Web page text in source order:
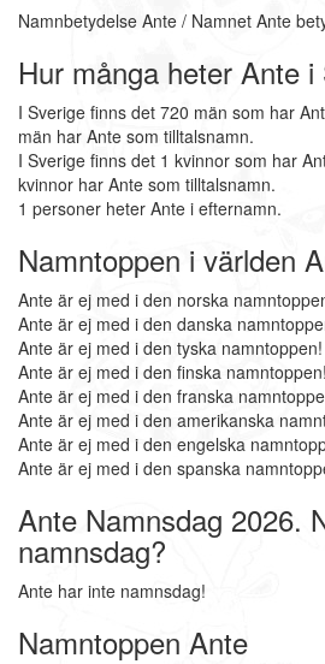
Namnbetydelse Ante / Namnet Ante
Hur många heter Ante i
I Sverige finns det 720 män som har
män har Ante som tilltalsnamn.
I Sverige finns det 1 kvinnor som har
kvinnor har Ante som tilltalsnamn.
1 personer heter Ante i efternamn.
Namntoppen i världen
Ante är ej med i den norska
Ante är ej med i den danska
Ante är ej med i den tyska namntoppen!
Ante är ej med i den finska namntoppen!
Ante är ej med i den franska
Ante är ej med i den amerikanska
Ante är ej med i den engelska
Ante är ej med i den spanska
Ante Namnsdag 2026.
namnsdag?
Ante har inte namnsdag!
Namntoppen Ante